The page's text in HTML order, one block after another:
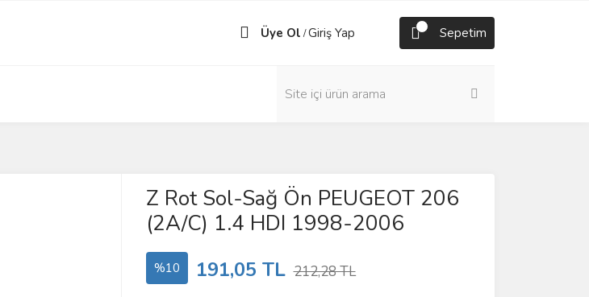
Üye Ol /Giriş Yap Sepetim
Z Rot Sol-Sağ Ön PEUGEOT 206
(2A/C) 1.4 HDI 1998-2006
%10 191,05 TL 212,28 TL